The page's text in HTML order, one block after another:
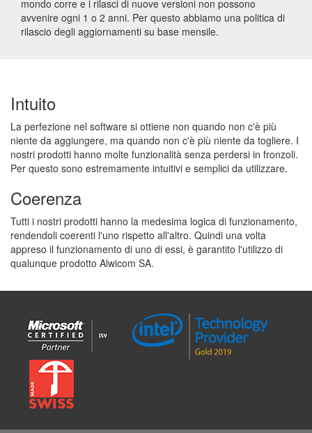
mondo corre e i rilasci di nuove versioni non possono
avvenire ogni 1 o 2 anni. Per questo abbiamo una politica di
rilascio degli aggiornamenti su base mensile.
Intuito
La perfezione nel software si ottiene non quando non c'è più
niente da aggiungere, ma quando non c'è più niente da togliere. I
nostri prodotti hanno molte funzionalità senza perdersi in fronzoli.
Per questo sono estremamente intuitivi e semplici da utilizzare.
Coerenza
Tutti i nostri prodotti hanno la medesima logica di funzionamento,
rendendoli coerenti l'uno rispetto all'altro. Quindi una volta
appreso il funzionamento di uno di essi, è garantito l'utilizzo di
qualunque prodotto Alwicom SA.